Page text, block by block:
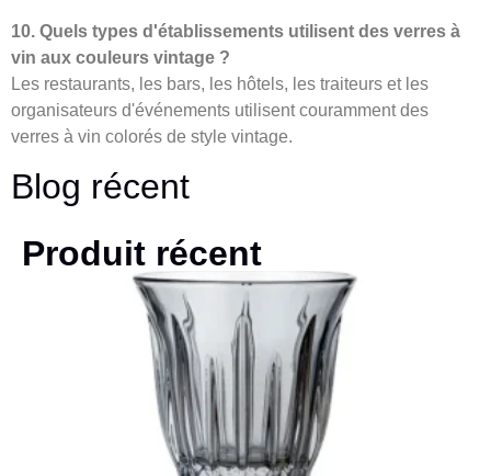
10. Quels types d'établissements utilisent des verres à
vin aux couleurs vintage ?
Les restaurants, les bars, les hôtels, les traiteurs et les
organisateurs d'événements utilisent couramment des
verres à vin colorés de style vintage.
Blog récent
Produit récent